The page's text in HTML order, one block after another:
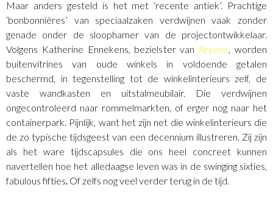
Maar anders gesteld is het met ‘recente antiek’. Prachtige
‘bonbonnières’ van speciaalzaken verdwijnen vaak zonder
genade onder de sloophamer van de projectontwikkelaar.
Volgens Katherine Ennekens, bezielster vanArsène, worden
buitenvitrines van oude winkels in voldoende getalen
beschermd, in tegenstelling tot de winkelinterieurs zelf, de
vaste wandkasten en uitstalmeubilair. Die verdwijnen
ongecontroleerd naar rommelmarkten, of erger nog naar het
containerpark. Pijnlijk, want het zijn net die winkelinterieurs die
de zo typische tijdsgeest van een decennium illustreren. Zij zijn
als het ware tijdscapsules die ons heel concreet kunnen
navertellen hoe het alledaagse leven was in de swinging sixties,
fabulous fifties. Of zelfs nog veel verder terug in de tijd.